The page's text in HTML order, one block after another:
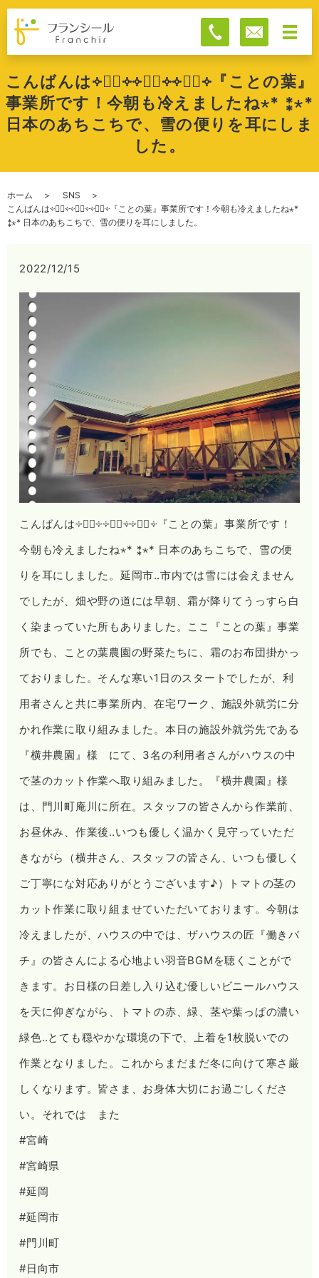
こんばんは༓❅⃝︎༓༓࿇⃝༓༓❅⃝︎༓『ことの葉』
事業所です！今朝も冷えましたね⋆︎* ⁑⋆︎*
日本のあちこちで、雪の便りを耳にしま
した。
ホーム
SNS
こんばんは༓❅⃝︎༓༓࿇⃝༓༓❅⃝︎༓『ことの葉』事業所です！今朝も冷えましたね⋆︎*
⁑⋆︎* 日本のあちこちで、雪の便りを耳にしました。
2022/12/15
こんばんは༓❅⃝︎༓༓࿇⃝༓༓❅⃝︎༓『ことの葉』事業所です！
今朝も冷えましたね⋆︎* ⁑⋆︎* 日本のあちこちで、雪の便
りを耳にしました。延岡市‥市内では雪には会えません
でしたが、畑や野の道には早朝、霜が降りてうっすら白
く染まっていた所もありました。ここ『ことの葉』事業
所でも、ことの葉農園の野菜たちに、霜のお布団掛かっ
ておりました。そんな寒い1日のスタートでしたが、利
用者さんと共に事業所内、在宅ワーク、施設外就労に分
かれ作業に取り組みました。本日の施設外就労先である
『横井農園』様 にて、3名の利用者さんがハウスの中
で茎のカット作業へ取り組みました。『横井農園』様
は、門川町庵川に所在。スタッフの皆さんから作業前、
お昼休み、作業後‥いつも優しく温かく見守っていただ
きながら（横井さん、スタッフの皆さん、いつも優しく
ご丁寧にな対応ありがとうございます♪）トマトの茎の
カット作業に取り組ませていただいております。今朝は
冷えましたが、ハウスの中では、ザ️ハウスの匠『働きバ
チ』の皆さんによる心地よい羽音BGMを聴くことがで
きます。お日様の日差し入り込む優しいビニールハウス
を天に仰ぎながら、トマトの赤、緑、茎や葉っぱの濃い
緑色‥とても穏やかな環境の下で、上着を1枚脱いでの
作業となりました。これからまだまだ冬に向けて寒さ厳
しくなります。皆さま、お身体大切にお過ごしくださ
い。それでは また
#宮崎
#宮崎県
#延岡
#延岡市
#門川町
#日向市